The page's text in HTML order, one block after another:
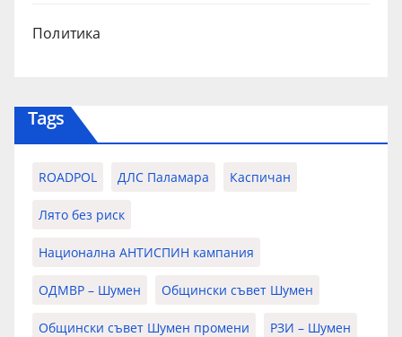
Политика
Tags
ROADPOL ДЛС Паламара Каспичан
Лято без риск
Национална АНТИСПИН кампания
ОДМВР – Шумен Общински съвет Шумен
Общински съвет Шумен промени РЗИ – Шумен